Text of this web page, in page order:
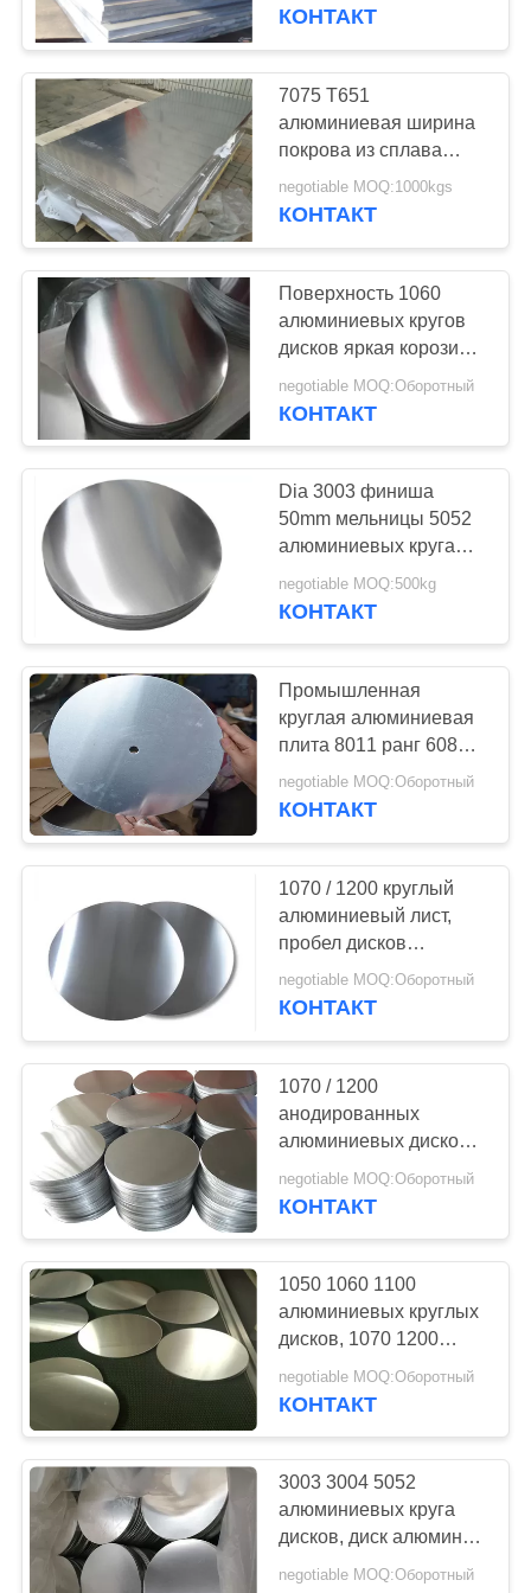
КАЧЕСТВА
СВЯЖИТЕСЬ
МЫ
СПРОСИТЕ
ЦИТАТУ
Трубы из
нержавеющей
стали
фитинги из
нержавеющей
стали
16
Нержавеющая
сталь бар
фланец из
нержавеющей
стали
15
Проволока из
нержавеющей
стали
плита сплава
стальная
33
сублимации 2600mm
КОНТАКТ
7075 T651
алюминиевая ширина
покрова из сплава
200mm для
космической супер
negotiable MOQ:1000kgs
КОНТАКТ
Поверхность 1060
алюминиевых кругов
дисков яркая корозия
толщины 0.3мм до
10мм анти-
negotiable MOQ:Оборотный
КОНТАКТ
Dia 3003 финиша
50mm мельницы 5052
алюминиевых круга
дисков
negotiable MOQ:500kg
КОНТАКТ
Промышленная
круглая алюминиевая
плита 8011 ранг 6082
6083 5052 5754 6061
negotiable MOQ:Оборотный
КОНТАКТ
1070 / 1200 круглый
алюминиевый лист,
пробел дисков
высокого калибра
алюминиевый
negotiable MOQ:Оборотный
КОНТАКТ
1070 / 1200
анодированных
алюминиевых дисков,
диски
стабилизированного
алюминиевые
negotiable MOQ:Оборотный
КОНТАКТ
1050 1060 1100
алюминиевых круглых
дисков, 1070 1200
алюминиевый
стандарт диска АСТМ
negotiable MOQ:Оборотный
КОНТАКТ
3003 3004 5052
алюминиевых круга
дисков, диск алюминия
6061 таможни 5754
negotiable MOQ:Оборотный